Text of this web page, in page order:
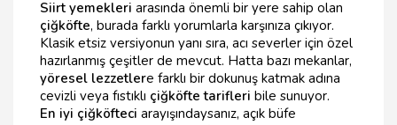
Siirt yemekleri arasında önemli bir yere sahip olan
çiğköfte, burada farklı yorumlarla karşınıza çıkıyor.
Klasik etsiz versiyonun yanı sıra, acı severler için özel
hazırlanmış çeşitler de mevcut. Hatta bazı mekanlar,
yöresel lezzetlere farklı bir dokunuş katmak adına
cevizli veya fıstıklı çiğköfte tarifleri bile sunuyor.
En iyi çiğköfteci arayışındaysanız, açık büfe